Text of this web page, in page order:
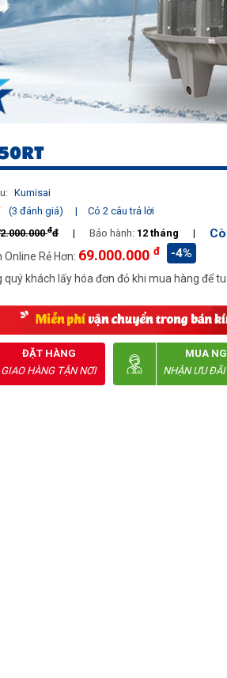
Kumisai
(3 đánh giá)
|
Có 2 câu trả lời
đđ | Bảo hành: 12 tháng |
Online Rẻ Hơn: 69.000.000 đ -4%
quý khách lấy hóa đơn đỏ khi mua hàng để
ĐẶT HÀNG
GIAO HÀNG TẬN NƠI
MUA
NHẬN ƯU ĐÃI